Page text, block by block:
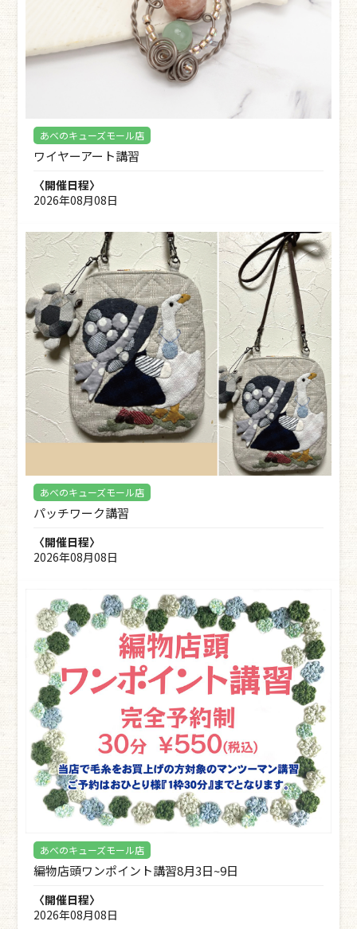
あべのキューズモール店
ワイヤーアート講習
〈開催日程〉
2026年08月08日
あべのキューズモール店
パッチワーク講習
〈開催日程〉
2026年08月08日
あべのキューズモール店
編物店頭ワンポイント講習8月3日~9日
〈開催日程〉
2026年08月08日